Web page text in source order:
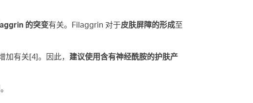
的突变有关。Filaggrin 对于皮肤屏障的形成至
加有关[4]。因此， 建议使用含有神经酰胺的护肤产